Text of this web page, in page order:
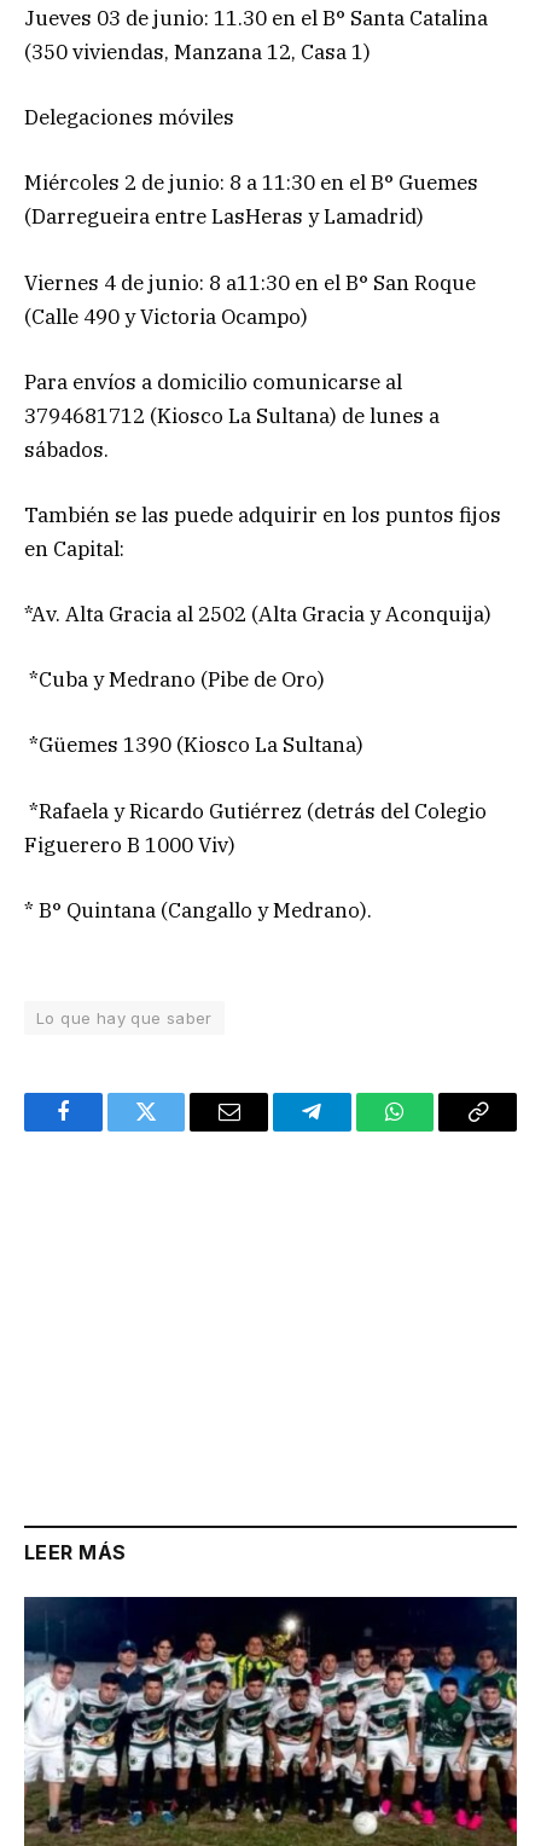
Jueves 03 de junio: 11.30 en el B° Santa Catalina
(350 viviendas, Manzana 12, Casa 1)
Delegaciones móviles
Miércoles 2 de junio: 8 a 11:30 en el B° Guemes
(Darregueira entre LasHeras y Lamadrid)
Viernes 4 de junio: 8 a11:30 en el B° San Roque
(Calle 490 y Victoria Ocampo)
Para envíos a domicilio comunicarse al
3794681712 (Kiosco La Sultana) de lunes a
sábados.
También se las puede adquirir en los puntos fijos
en Capital:
*Av. Alta Gracia al 2502 (Alta Gracia y Aconquija)
*Cuba y Medrano (Pibe de Oro)
*Güemes 1390 (Kiosco La Sultana)
*Rafaela y Ricardo Gutiérrez (detrás del Colegio
Figuerero B 1000 Viv)
* B° Quintana (Cangallo y Medrano).
Lo que hay que saber
FacebookTwitter Email TelegramWhatsAppCopy
LEER MÁS